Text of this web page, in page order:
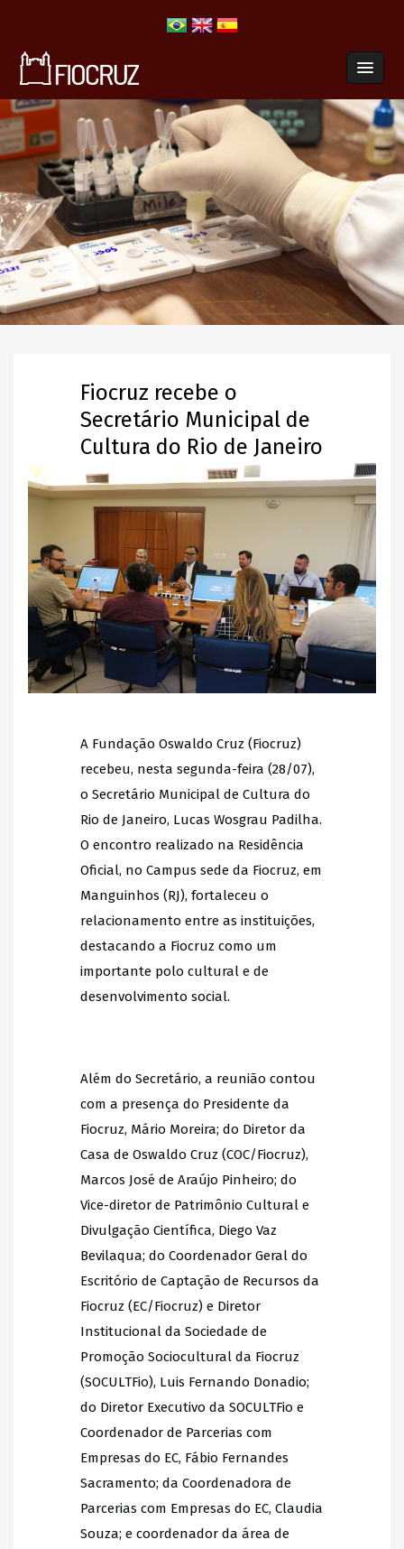
Fiocruz recebe o
Secretário Municipal de
Cultura do Rio de Janeiro
A Fundação Oswaldo Cruz (Fiocruz)
recebeu, nesta segunda-feira (28/07),
o Secretário Municipal de Cultura do
Rio de Janeiro, Lucas Wosgrau Padilha.
O encontro realizado na Residência
Oficial, no Campus sede da Fiocruz, em
Manguinhos (RJ), fortaleceu o
relacionamento entre as instituições,
destacando a Fiocruz como um
importante polo cultural e de
desenvolvimento social.
Além do Secretário, a reunião contou
com a presença do Presidente da
Fiocruz, Mário Moreira; do Diretor da
Casa de Oswaldo Cruz (COC/Fiocruz),
Marcos José de Araújo Pinheiro; do
Vice-diretor de Patrimônio Cultural e
Divulgação Científica, Diego Vaz
Bevilaqua; do Coordenador Geral do
Escritório de Captação de Recursos da
Fiocruz (EC/Fiocruz) e Diretor
Institucional da Sociedade de
Promoção Sociocultural da Fiocruz
(SOCULTFio), Luis Fernando Donadio;
do Diretor Executivo da SOCULTFio e
Coordenador de Parcerias com
Empresas do EC, Fábio Fernandes
Sacramento; da Coordenadora de
Parcerias com Empresas do EC, Claudia
Souza; e coordenador da área de